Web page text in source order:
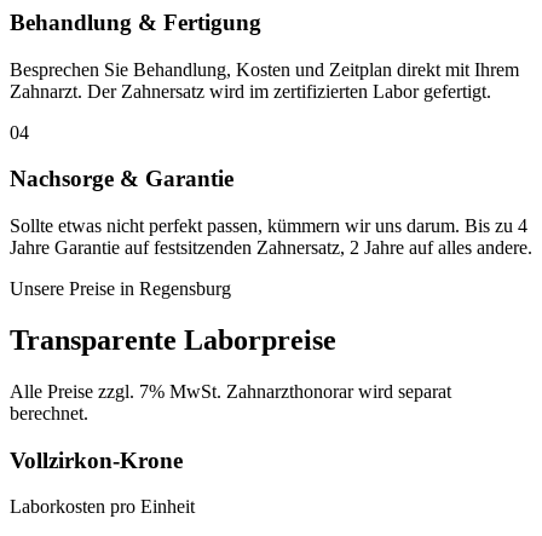
Behandlung & Fertigung
Besprechen Sie Behandlung, Kosten und Zeitplan direkt mit Ihrem
Zahnarzt. Der Zahnersatz wird im zertifizierten Labor gefertigt.
04
Nachsorge & Garantie
Sollte etwas nicht perfekt passen, kümmern wir uns darum. Bis zu 4
Jahre Garantie auf festsitzenden Zahnersatz, 2 Jahre auf alles andere.
Unsere Preise in Regensburg
Transparente Laborpreise
Alle Preise zzgl. 7% MwSt. Zahnarzthonorar wird separat
berechnet.
Vollzirkon-Krone
Laborkosten pro Einheit